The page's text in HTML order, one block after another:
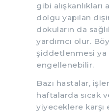
gibi alışkanlıkları
dolgu yapılan
dokuların da
yardımcı olur.
şiddetlenmesi ya
engellenebilir.
Bazı hastalar,
haftalarda sıcak
yiyeceklere karşı